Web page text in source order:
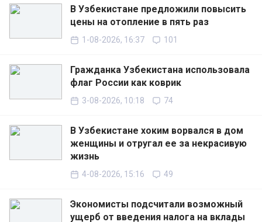
В Узбекистане предложили повысить
цены на отопление в пять раз
1-08-2026, 16:37 101
Гражданка Узбекистана использовала
флаг России как коврик
3-08-2026, 10:18 74
В Узбекистане хоким ворвался в дом
женщины и отругал ее за некрасивую
жизнь
4-08-2026, 15:16 49
Экономисты подсчитали возможный
ущерб от введения налога на вклады